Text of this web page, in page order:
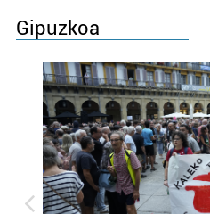
Gipuzkoa